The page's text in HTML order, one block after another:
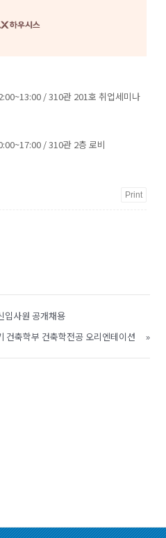
/ 310관 201호 취업세미나
/ 310관 2층 로비
Print
입사원 공개채용
축학부 건축학전공 오리엔테이션
»